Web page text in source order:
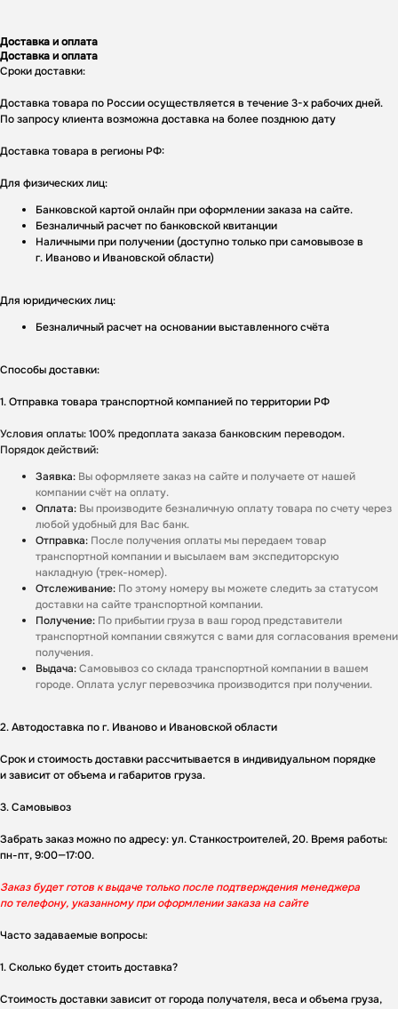
Доставка и оплата
Доставка и оплата
Сроки доставки:
Доставка товара по России осуществляется в течение 3-х рабочих дней.
По запросу клиента возможна доставка на более позднюю дату
Доставка товара в регионы РФ:
Для физических лиц:
Банковской картой онлайн при оформлении заказа на сайте.
Безналичный расчет по банковской квитанции
Наличными при получении (доступно только при самовывозе в
г. Иваново и Ивановской области)
Для юридических лиц:
Безналичный расчет на основании выставленного счёта
Способы доставки:
1. Отправка товара транспортной компанией по территории РФ
Условия оплаты: 100% предоплата заказа банковским переводом.
Порядок действий:
Заявка: Вы оформляете заказ на сайте и получаете от нашей
компании счёт на оплату.
Оплата: Вы производите безналичную оплату товара по счету через
любой удобный для Вас банк.
Отправка: После получения оплаты мы передаем товар
транспортной компании и высылаем вам экспедиторскую
накладную (трек-номер).
Отслеживание: По этому номеру вы можете следить за статусом
доставки на сайте транспортной компании.
Получение: По прибытии груза в ваш город представители
транспортной компании свяжутся с вами для согласования времени
получения.
Выдача:Самовывоз со склада транспортной компании в вашем
городе. Оплата услуг перевозчика производится при получении.
2. Автодоставка по г. Иваново и Ивановской области
Срок и стоимость доставки рассчитывается в индивидуальном порядке
и зависит от объема и габаритов груза.
3. Самовывоз
Забрать заказ можно по адресу: ул. Станкостроителей, 20. Время работы:
пн-пт, 9:00—17:00.
Заказ будет готов к выдаче только после подтверждения менеджера
по телефону, указанному при оформлении заказа на сайте
Часто задаваемые вопросы:
1. Сколько будет стоить доставка?
Стоимость доставки зависит от города получателя, веса и объема груза,
Ответьте на несколько вопросов - и мы
Получитеперсональное
предложение на ворота